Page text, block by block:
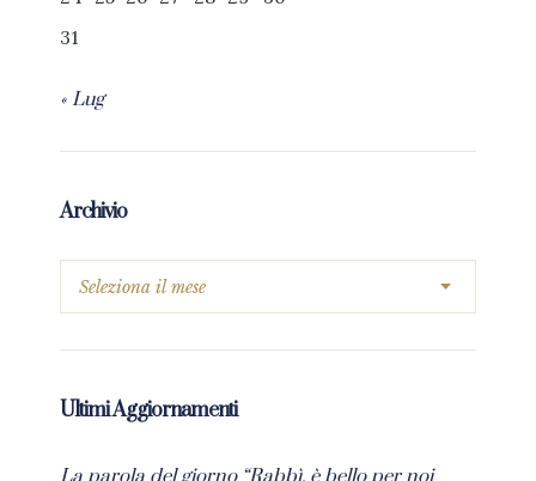
31
« Lug
Archivio
Ultimi Aggiornamenti